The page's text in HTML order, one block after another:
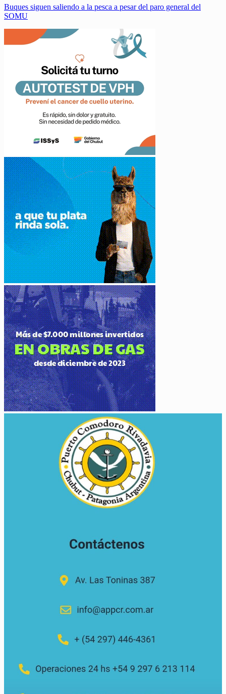
Buques siguen saliendo a la pesca a pesar del paro general del
SOMU